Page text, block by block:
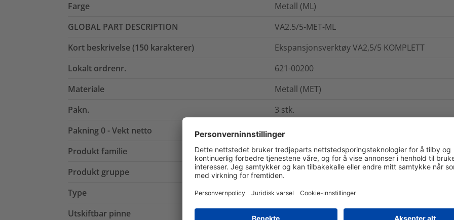
Farge
Metall (ML)
GLOBAL PART DESCRIPTION
VA2.5/5-MET-ML
Kort beskrivelse (150 karakterer)
Ekspansjonsverktøy VA2,5/5 KOMPLETT
Lokalt ordrenr.
621-00200
Materiale
Metall (MET)
Pakn.
3 stk.
Pakning 0 - Vekt netto
0.311298
Produkt familie
VA
Produkt gruppe
Ekspansjonsverktøy for hylser og
Type
VA2.5/5
Utskiftbar pinne
Ja